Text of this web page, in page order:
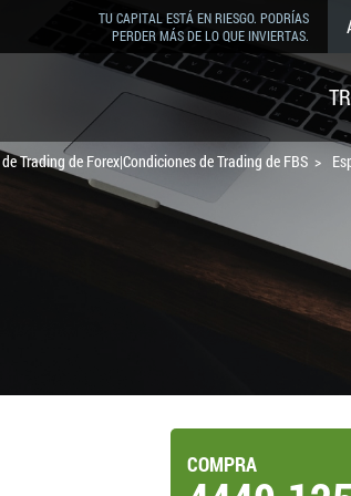
TU CAPITAL ESTÁ EN RIESGO. PODRÍAS
PERDER MÁS DE LO QUE INVIERTAS.
Trading de Forex|Condiciones de Trading de FBS
COMPRA